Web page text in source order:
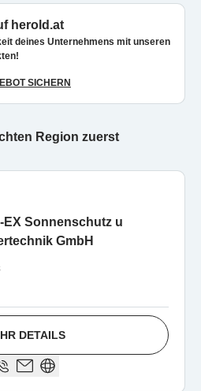
herold.at
deines Unternehmens mit unseren
SICHERN
Region zuerst
EX Sonnenschutz u
GmbH
DETAILS